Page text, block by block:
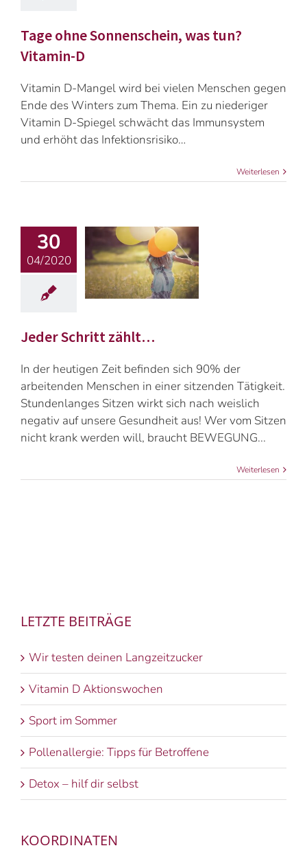
Tage ohne Sonnenschein, was tun?
Vitamin-D
Vitamin D-Mangel wird bei vielen Menschen gegen
Ende des Winters zum Thema. Ein zu niederiger
Vitamin D-Spiegel schwächt das Immunsystem
und erhöht das Infektionsrisiko…
Weiterlesen
30
04/2020
Jeder Schritt zählt…
In der heutigen Zeit befinden sich 90% der
arbeitenden Menschen in einer sitzenden Tätigkeit.
Stundenlanges Sitzen wirkt sich nach weislich
negativ auf unsere Gesundheit aus! Wer vom Sitzen
nicht krank werden will, braucht BEWEGUNG...
Weiterlesen
LETZTE BEITRÄGE
Wir testen deinen Langzeitzucker
Vitamin D Aktionswochen
Sport im Sommer
Pollenallergie: Tipps für Betroffene
Detox – hilf dir selbst
KOORDINATEN